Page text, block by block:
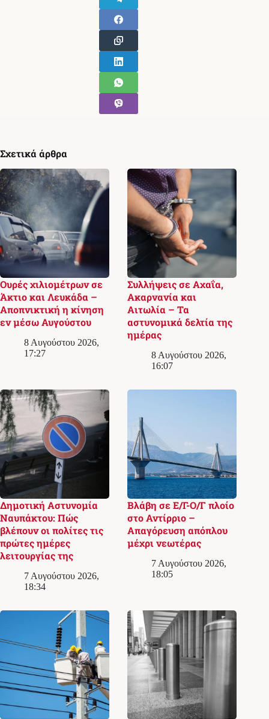
Σχετικά άρθρα
Ουρές χιλιομέτρων σε
Άκτιο και Λευκάδα –
Αποπνικτική η κίνηση
εν μέσω Αυγούστου
8 Αυγούστου 2026,
17:27
Συλλήψεις σε Αχαΐα,
Ακαρνανία και
Αιτωλία – Τα
αστυνομικά δελτία της
ημέρας
8 Αυγούστου 2026,
16:07
Δημοτική Αστυνομία
Ναυπάκτου: Πώς
βλέπουν οι πολίτες τις
πρώτες ημέρες
λειτουργίας της
7 Αυγούστου 2026,
18:34
Βλάβη σε Ε/Γ-Ο/Γ πλοίο
στο Αντίρριο –
Απαγόρευση απόπλου
μέχρι νεωτέρας
7 Αυγούστου 2026,
18:05